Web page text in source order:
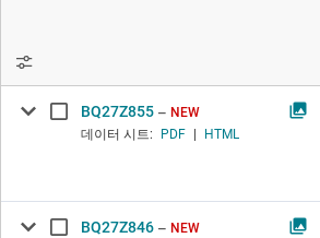
BQ27Z855
NEW
데이터 시트:
PDF HTML
BQ27Z846
NEW